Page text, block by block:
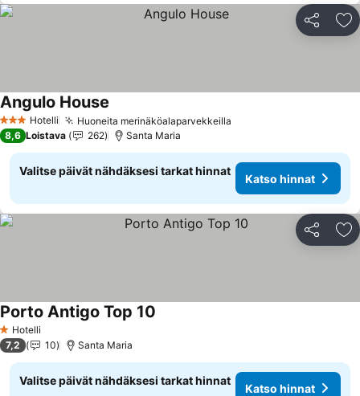
Jaa
3 Tähtiluokitus
Hotelli Huoneita merinäköalaparvekkeilla
Angulo House
8,6 Loistava 262 Santa Maria
Valitse päivät nähdäksesi tarkat hinnat
Katso hinnat
Jaa
1 Tähtiluokitus
Hotelli
Porto Antigo Top 10
7,2 10 Santa Maria
Valitse päivät nähdäksesi tarkat hinnat
Katso hinnat